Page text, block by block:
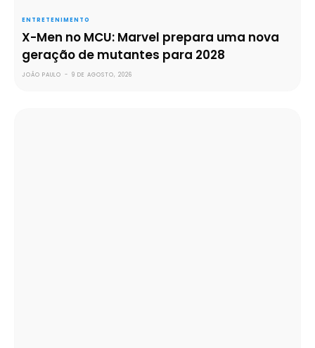
ENTRETENIMENTO
X-Men no MCU: Marvel prepara uma nova
geração de mutantes para 2028
JOÃO PAULO - 9 DE AGOSTO, 2026